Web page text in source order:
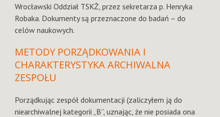
Wrocławski Oddział TSKŻ, przez sekretarza p. Henryka
Robaka. Dokumenty są przeznaczone do badań – do
celów naukowych.
METODY PORZĄDKOWANIA I
CHARAKTERYSTYKA ARCHIWALNA
ZESPOŁU
Porządkując zespół dokumentacji (zaliczyłem ją do
niearchiwalnej kategorii „B”, uznając, że nie posiada ona